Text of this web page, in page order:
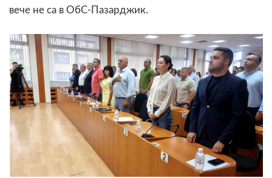
вече не са в ОбС-Пазарджик.